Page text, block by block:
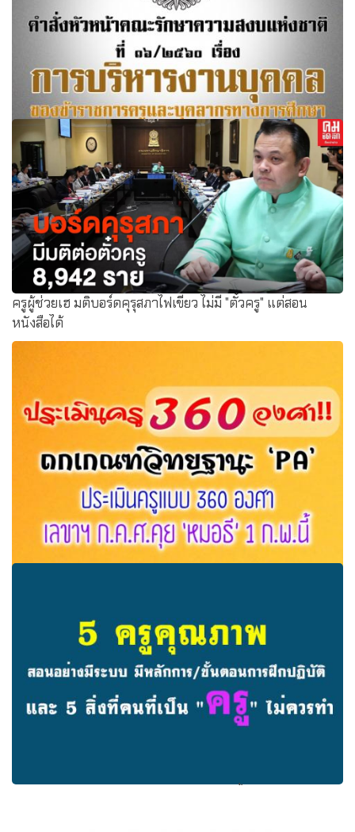
คำสั่งหัวหน้าคณะรักษาความสงบแห่งชาติ การบริหารงาน
บุคคลของข้าราชการครูและบุคลากรทางการศึกษา
ครูผู้ช่วยเฮ มติบอร์ดคุรุสภาไฟเขียว ไม่มี "ตั๋วครู" แต่สอน
หนังสือได้
แบบ 360 องศา เลขาฯ ก.ค.ศ.คุย ‘หมอธี’ 1 ก.พ.นี้